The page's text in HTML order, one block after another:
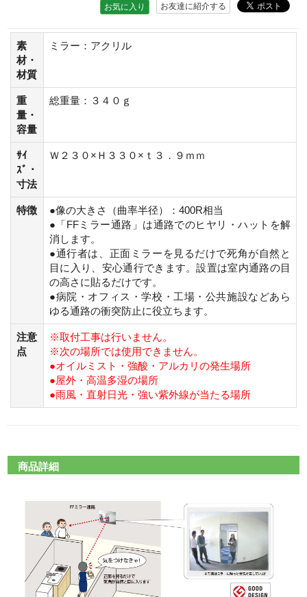
お友達に紹介する
お気に入り
素
材・
材質
ミラー：アクリル
重
量・
容量
総重量：３４０ｇ
ｻｲ
ｽﾞ・
寸法
Ｗ２３０×Ｈ３３０×ｔ３．９ｍｍ
特徴
●像の大きさ（曲率半径）：400R相当
●「FFミラー通路」は通路でのヒヤリ・ハットを解
消します。
●通行者は、正面ミラーを見るだけで死角が自然と
目に入り、安心通行できます。設置は室内通路の目
の高さに貼るだけです。
●病院・オフィス・学校・工場・公共施設などあら
ゆる通路の衝突防止に役立ちます。
注意
点
※取付工事は行いません。
※次の場所では使用できません。
●オイルミスト・強酸・アルカリの発生場所
●屋外・高温多湿の場所
●雨風・直射日光・強い紫外線が当たる場所
商品詳細